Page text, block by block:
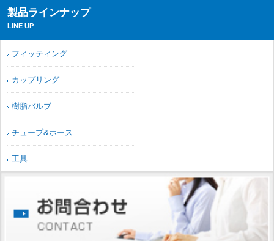
製品ラインナップ
LINE UP
フィッティング
カップリング
樹脂バルブ
チューブ&ホース
工具